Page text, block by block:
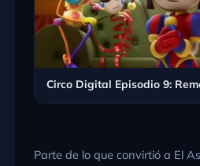
Circo Digital Episodio 9:
Parte de lo que convirtió a El